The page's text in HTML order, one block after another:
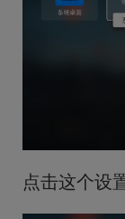
点击这个设